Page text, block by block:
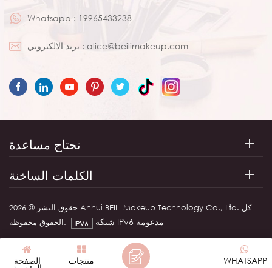
Whatsapp : 19965433238
بريد الالكتروني : alice@beilimakeup.com
تحتاج مساعدة
الكلمات الساخنة
حقوق النشر © 2026 Anhui BEILI Makeup Technology Co., Ltd. كل
الحقوق محفوظة.
شبكة IPv6 مدعومة
الصفحة منتجات WHATSAPP